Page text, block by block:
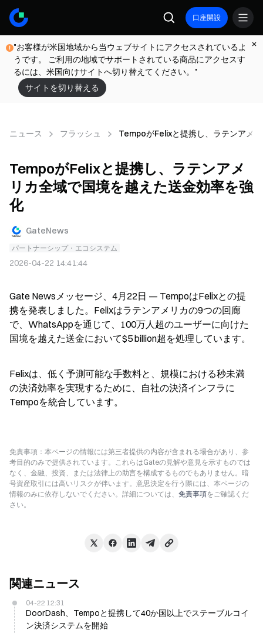
口座開設
"お客様が米国地域から当ウェブサイトにアクセスされているよ
うです。 ご利用の地域でサポートされている商品にアクセスす
るには、米国向けサイトへ切り替えてください。"
サイトを切り替える
ニュース フラッシュ TempoがFelixと提携し、ラテンアメ
TempoがFelixと提携し、ラテンアメ
リカ全域で国境を越えた送金効率を強
化
GateNews
パートナーシップ・エコシステム
2026-04-22 14:41:44
Gate Newsメッセージ、4月22日 — TempoはFelixとの提
携を発表しました。Felixはラテンアメリカの9つの回廊
で、WhatsAppを通じて、100万人超のユーザーに向けた
国境を越えた送金において$5 billion超を処理しています。
Felixは、低く予測可能な手数料と、規模における秒未満
の決済効率を実現するために、自社の決済インフラに
Tempoを統合しています。
免責事項：本ページの情報には第三者提供の内容が含まれる場合があり、参
考目的のみで提供されています。これらはGateの見解や意見を示すものでは
なく、金融、投資、または法律上の助言を構成するものでもありません。暗
号資産取引には高いリスクが伴います。意思決定を行う際には、本ページの
情報のみに依存しないでください。詳細については、 免責事項をご確認くだ
さい。
関連ニュース
04-22 12:31
DoorDash、Tempoと提携して40か国以上でステーブルコイ
ン決済システムを開始